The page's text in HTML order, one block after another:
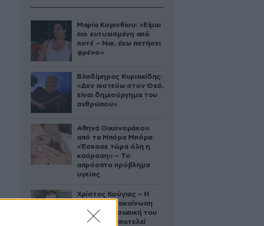
Μαρία Κορινθίου: «Είμαι
πιο ευτυχισμένη από
ποτέ – Ναι, έχω πατήσει
φρένο»
Βλαδίμηρος Κυριακίδης:
«Δεν πιστεύω στον Θεό,
είναι δημιούργημα του
ανθρώπου»
Αθηνά Οικονομάκου
από τα Μπόρα Μπόρα:
«Έσκασε τώρα όλη η
κούραση» – Το
απρόοπτο πρόβλημα
υγείας
Χρίστος Κούγιας – Η
αυστηρή ανακοίνωση
για την προσωπική του
ζωή: «Δεν αποτελεί